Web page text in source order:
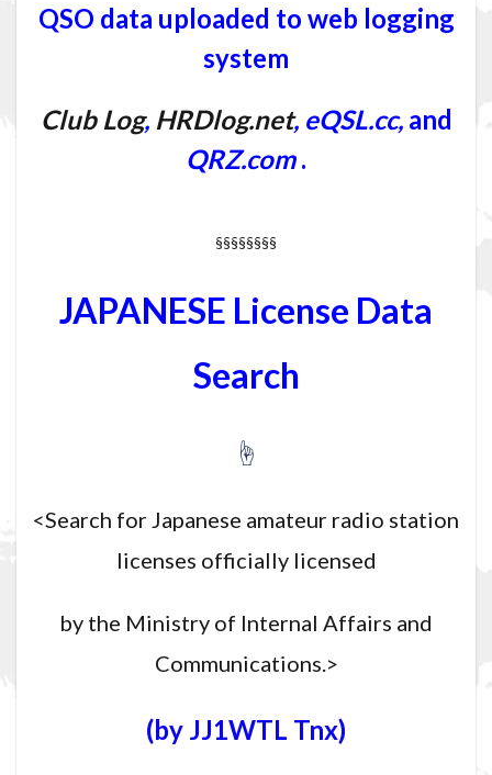
QSO data uploaded to web logging
system
Club Log, HRDlog.net, eQSL.cc,and
QRZ.com.
§§§§§§§§
JAPANESE License Data
Search
☝
<Search for Japanese amateur radio station
licenses officially licensed
by the Ministry of Internal Affairs and
Communications.>
(by JJ1WTL Tnx)